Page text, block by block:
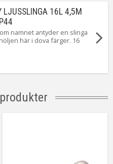
LJUSSLINGA 16L 4,5M
namnet antyder en slinga
här i dova färger. 16
eller i partytältet.